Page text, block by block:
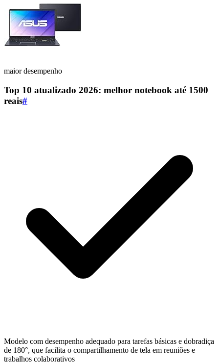
maior desempenho
Top 10 atualizado 2026: melhor notebook até 1500
reais#
Modelo com desempenho adequado para tarefas básicas e dobradiça
de 180°, que facilita o compartilhamento de tela em reuniões e
trabalhos colaborativos